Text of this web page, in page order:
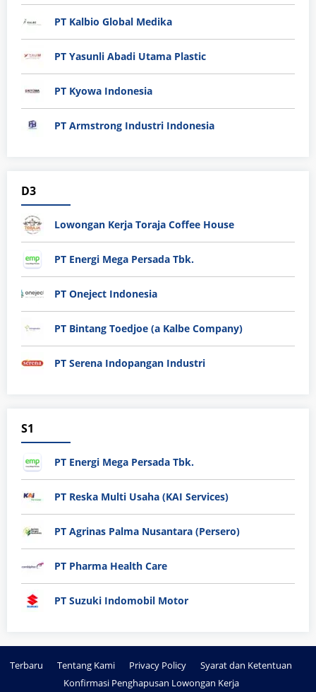
PT Kalbio Global Medika
PT Yasunli Abadi Utama Plastic
PT Kyowa Indonesia
PT Armstrong Industri Indonesia
D3
Lowongan Kerja Toraja Coffee House
PT Energi Mega Persada Tbk.
PT Oneject Indonesia
PT Bintang Toedjoe (a Kalbe Company)
PT Serena Indopangan Industri
S1
PT Energi Mega Persada Tbk.
PT Reska Multi Usaha (KAI Services)
PT Agrinas Palma Nusantara (Persero)
PT Pharma Health Care
PT Suzuki Indomobil Motor
Terbaru Tentang Kami Privacy Policy
Syarat dan Ketentuan
Konfirmasi Penghapusan Lowongan Kerja